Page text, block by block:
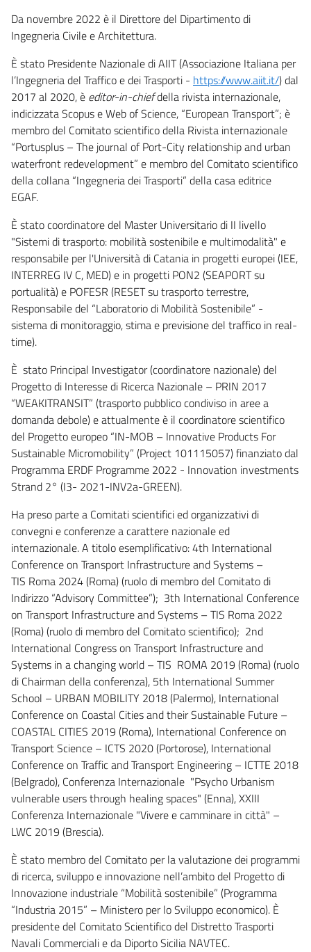
Da novembre 2022 è il Direttore del Dipartimento di
Ingegneria Civile e Architettura.
È stato Presidente Nazionale di AIIT (Associazione Italiana per
l’Ingegneria del Traffico e dei Trasporti - https://www.aiit.it/) dal
2017 al 2020, è editor-in-chiefdella rivista internazionale,
indicizzata Scopus e Web of Science, “European Transport”; è
membro del Comitato scientifico della Rivista internazionale
“Portusplus – The journal of Port-City relationship and urban
waterfront redevelopment” e membro del Comitato scientifico
della collana “Ingegneria dei Trasporti” della casa editrice
EGAF.
È stato coordinatore del Master Universitario di II livello
"Sistemi di trasporto: mobilità sostenibile e multimodalità" e
responsabile per l'Università di Catania in progetti europei (IEE,
INTERREG IV C, MED) e in progetti PON2 (SEAPORT su
portualità) e POFESR (RESET su trasporto terrestre,
Responsabile del “Laboratorio di Mobilità Sostenibile” -
sistema di monitoraggio, stima e previsione del traffico in real-
time).
È stato Principal Investigator (coordinatore nazionale) del
Progetto di Interesse di Ricerca Nazionale – PRIN 2017
“WEAKITRANSIT” (trasporto pubblico condiviso in aree a
domanda debole) e attualmente è il coordinatore scientifico
del Progetto europeo “IN-MOB – Innovative Products For
Sustainable Micromobility” (Project 101115057) finanziato dal
Programma ERDF Programme 2022 - Innovation investments
Strand 2° (I3- 2021-INV2a-GREEN).
Ha preso parte a Comitati scientifici ed organizzativi di
convegni e conferenze a carattere nazionale ed
internazionale. A titolo esemplificativo: 4th International
Conference on Transport Infrastructure and Systems –
TIS Roma 2024 (Roma) (ruolo di membro del Comitato di
Indirizzo “Advisory Committee”); 3th International Conference
on Transport Infrastructure and Systems – TIS Roma 2022
(Roma) (ruolo di membro del Comitato scientifico); 2nd
International Congress on Transport Infrastructure and
Systems in a changing world – TIS ROMA 2019 (Roma) (ruolo
di Chairman della conferenza), 5th International Summer
School – URBAN MOBILITY 2018 (Palermo), International
Conference on Coastal Cities and their Sustainable Future –
COASTAL CITIES 2019 (Roma), International Conference on
Transport Science – ICTS 2020 (Portorose), International
Conference on Traffic and Transport Engineering – ICTTE 2018
(Belgrado), Conferenza Internazionale "Psycho Urbanism
vulnerable users through healing spaces" (Enna), XXIII
Conferenza Internazionale "Vivere e camminare in città" –
LWC 2019 (Brescia).
È stato membro del Comitato per la valutazione dei programmi
di ricerca, sviluppo e innovazione nell’ambito del Progetto di
Innovazione industriale “Mobilità sostenibile” (Programma
“Industria 2015” – Ministero per lo Sviluppo economico). È
presidente del Comitato Scientifico del Distretto Trasporti
Navali Commerciali e da Diporto Sicilia NAVTEC.